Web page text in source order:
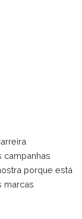
campanhas
porque está
marcas